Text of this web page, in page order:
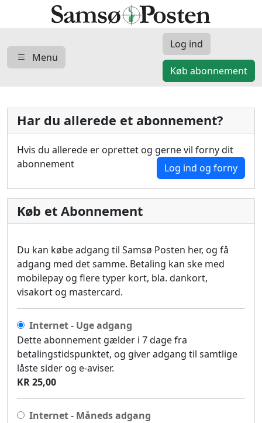
Menu
Log ind
Køb abonnement
Har du allerede et abonnement?
Hvis du allerede er oprettet og gerne vil forny dit
abonnement
Log ind og forny
Køb et Abonnement
Du kan købe adgang til Samsø Posten her, og få
adgang med det samme. Betaling kan ske med
mobilepay og flere typer kort, bla. dankort,
visakort og mastercard.
Internet - Uge adgang
Dette abonnement gælder i 7 dage fra
betalingstidspunktet, og giver adgang til samtlige
låste sider og e-aviser.
KR 25,00
Internet - Måneds adgang